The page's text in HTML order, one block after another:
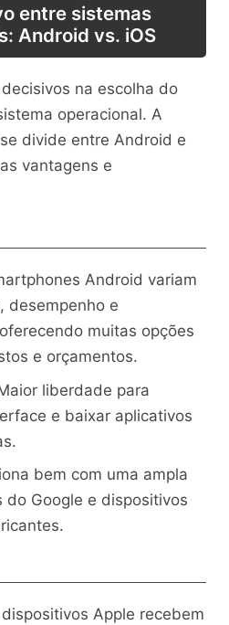
entre sistemas
Android vs. iOS
na escolha do
operacional. A
divide entre Android e
vantagens e
Android variam
desempenho e
muitas opções
e orçamentos.
liberdade para
e baixar aplicativos
bem com uma ampla
do Google e dispositivos
dispositivos Apple recebem